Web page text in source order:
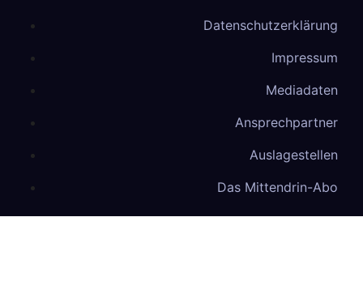
Datenschutzerklärung
Impressum
Mediadaten
Ansprechpartner
Auslagestellen
Das Mittendrin-Abo